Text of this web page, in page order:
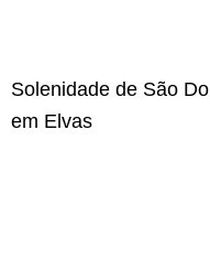
Solenidade de São
em Elvas